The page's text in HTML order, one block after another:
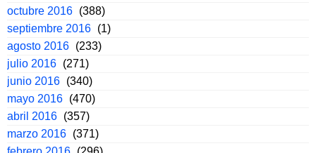
octubre 2016 (388)
septiembre 2016 (1)
agosto 2016 (233)
julio 2016 (271)
junio 2016 (340)
mayo 2016 (470)
abril 2016 (357)
marzo 2016 (371)